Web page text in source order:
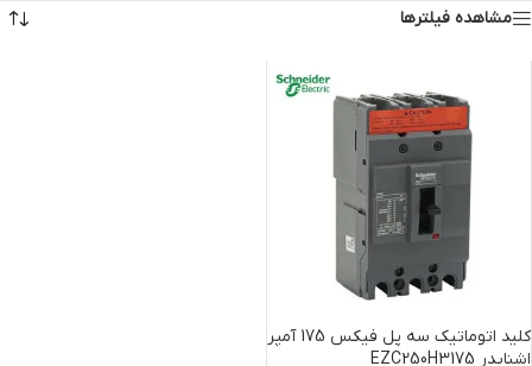
مشاهده فیلترها
کلید اتوماتیک سه پل فیکس 175 آمپر
اشنایدر EZC250H3175